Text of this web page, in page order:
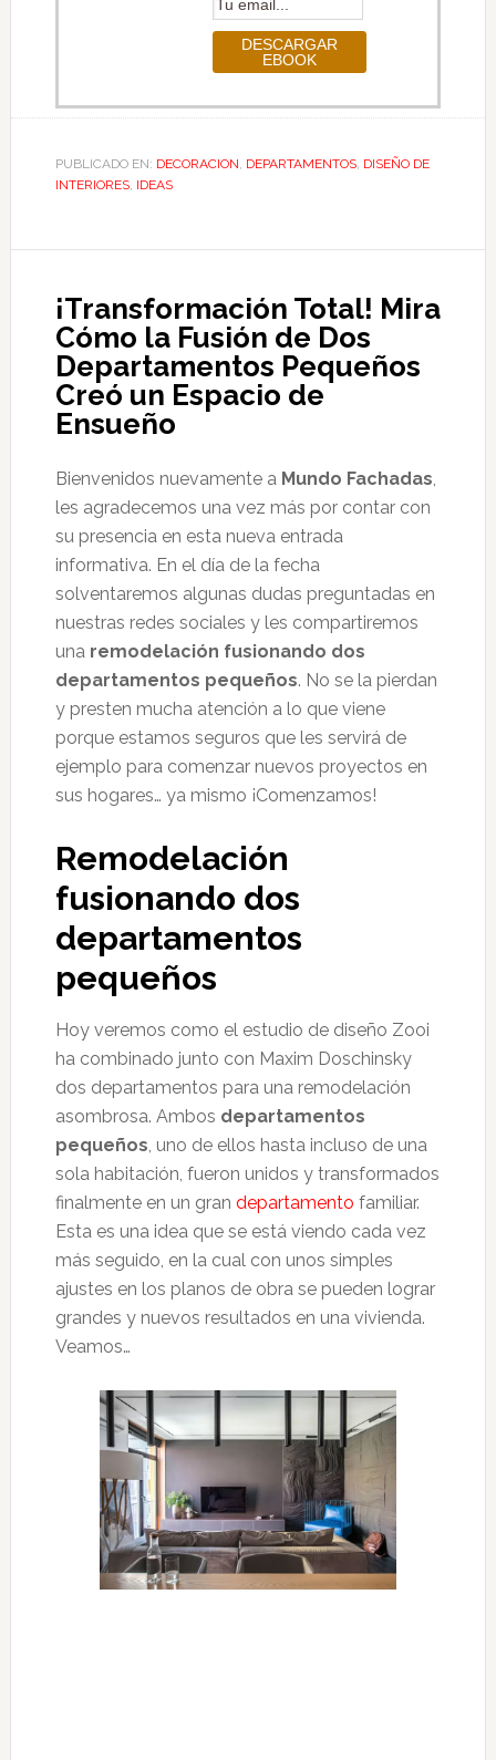
PUBLICADO EN: DECORACION, DEPARTAMENTOS, DISEÑO DE
INTERIORES, IDEAS
¡Transformación Total! Mira
Cómo la Fusión de Dos
Departamentos Pequeños
Creó un Espacio de
Ensueño
Bienvenidos nuevamente a Mundo Fachadas,
les agradecemos una vez más por contar con
su presencia en esta nueva entrada
informativa. En el día de la fecha
solventaremos algunas dudas preguntadas en
nuestras redes sociales y les compartiremos
una remodelación fusionando dos
departamentos pequeños. No se la pierdan
y presten mucha atención a lo que viene
porque estamos seguros que les servirá de
ejemplo para comenzar nuevos proyectos en
sus hogares… ya mismo ¡Comenzamos!
Remodelación
fusionando dos
departamentos
pequeños
Hoy veremos como el estudio de diseño Zooi
ha combinado junto con Maxim Doschinsky
dos departamentos para una remodelación
asombrosa. Ambos departamentos
pequeños, uno de ellos hasta incluso de una
sola habitación, fueron unidos y transformados
finalmente en un gran departamento familiar.
Esta es una idea que se está viendo cada vez
más seguido, en la cual con unos simples
ajustes en los planos de obra se pueden lograr
grandes y nuevos resultados en una vivienda.
Veamos…